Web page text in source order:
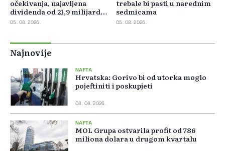
očekivanja, najavljena
dividenda od 21,9 milijardi
dolara
05. 08. 2026.
trebale bi pasti u narednim
sedmicama
05. 08. 2026.
Najnovije
NAFTA
Hrvatska: Gorivo bi od utorka moglo
pojeftiniti i poskupjeti
08. 08. 2026.
NAFTA
MOL Grupa ostvarila profit od 786
miliona dolara u drugom kvartalu